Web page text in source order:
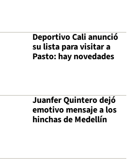
Deportivo Cali anunció
su lista para visitar a
Pasto: hay novedades
Juanfer Quintero dejó
emotivo mensaje a los
hinchas de Medellín